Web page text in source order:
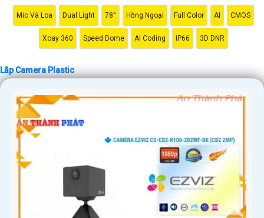
'
Mic Và Loa Dual Light 78° Hồng Ngoại Full Color AI CMOS
Xoay 360 Speed Dome AI Coding IP66 3D DNR
Lắp Camera Plastic